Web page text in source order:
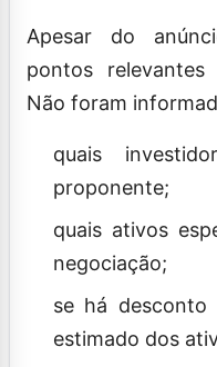
Apesar do
pontos
Não foram
quais
proponente;
quais ativos
negociação;
se há
estimado dos